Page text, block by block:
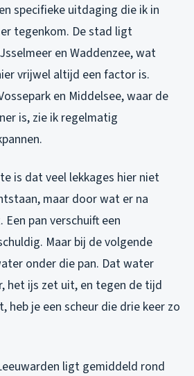
specifieke uitdaging die ik in
tegenkom. De stad ligt
en Waddenzee, wat
vrijwel altijd een factor is.
en Middelsee, waar de
is, zie ik regelmatig
is dat veel lekkages hier niet
maar door wat er na
pan verschuift een
Maar bij de volgende
onder die pan. Dat water
het ijs zet uit, en tegen de tijd
je een scheur die drie keer zo
ligt gemiddeld rond